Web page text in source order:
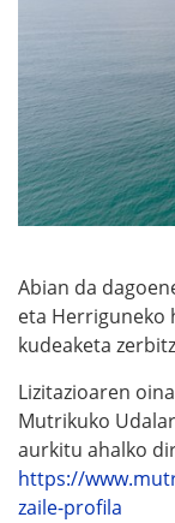
Abian da
eta Herriguneko
kudeaketa
Lizitazioaren
Mutrikuko
aurkitu ahalko
https://
zaile-profila